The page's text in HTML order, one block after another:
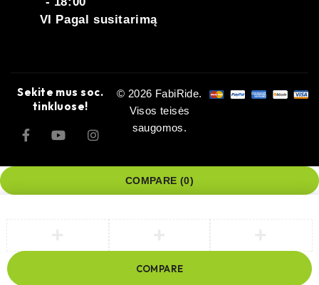
VI Pagal susitarimą
Sekite mus soc.
tinkluose!
© 2026 FabiRide.
Visos teisės
saugomos.
COMPARE (0)
COMPARE